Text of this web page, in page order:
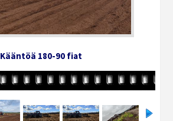
Kääntöä 180-90 fiat